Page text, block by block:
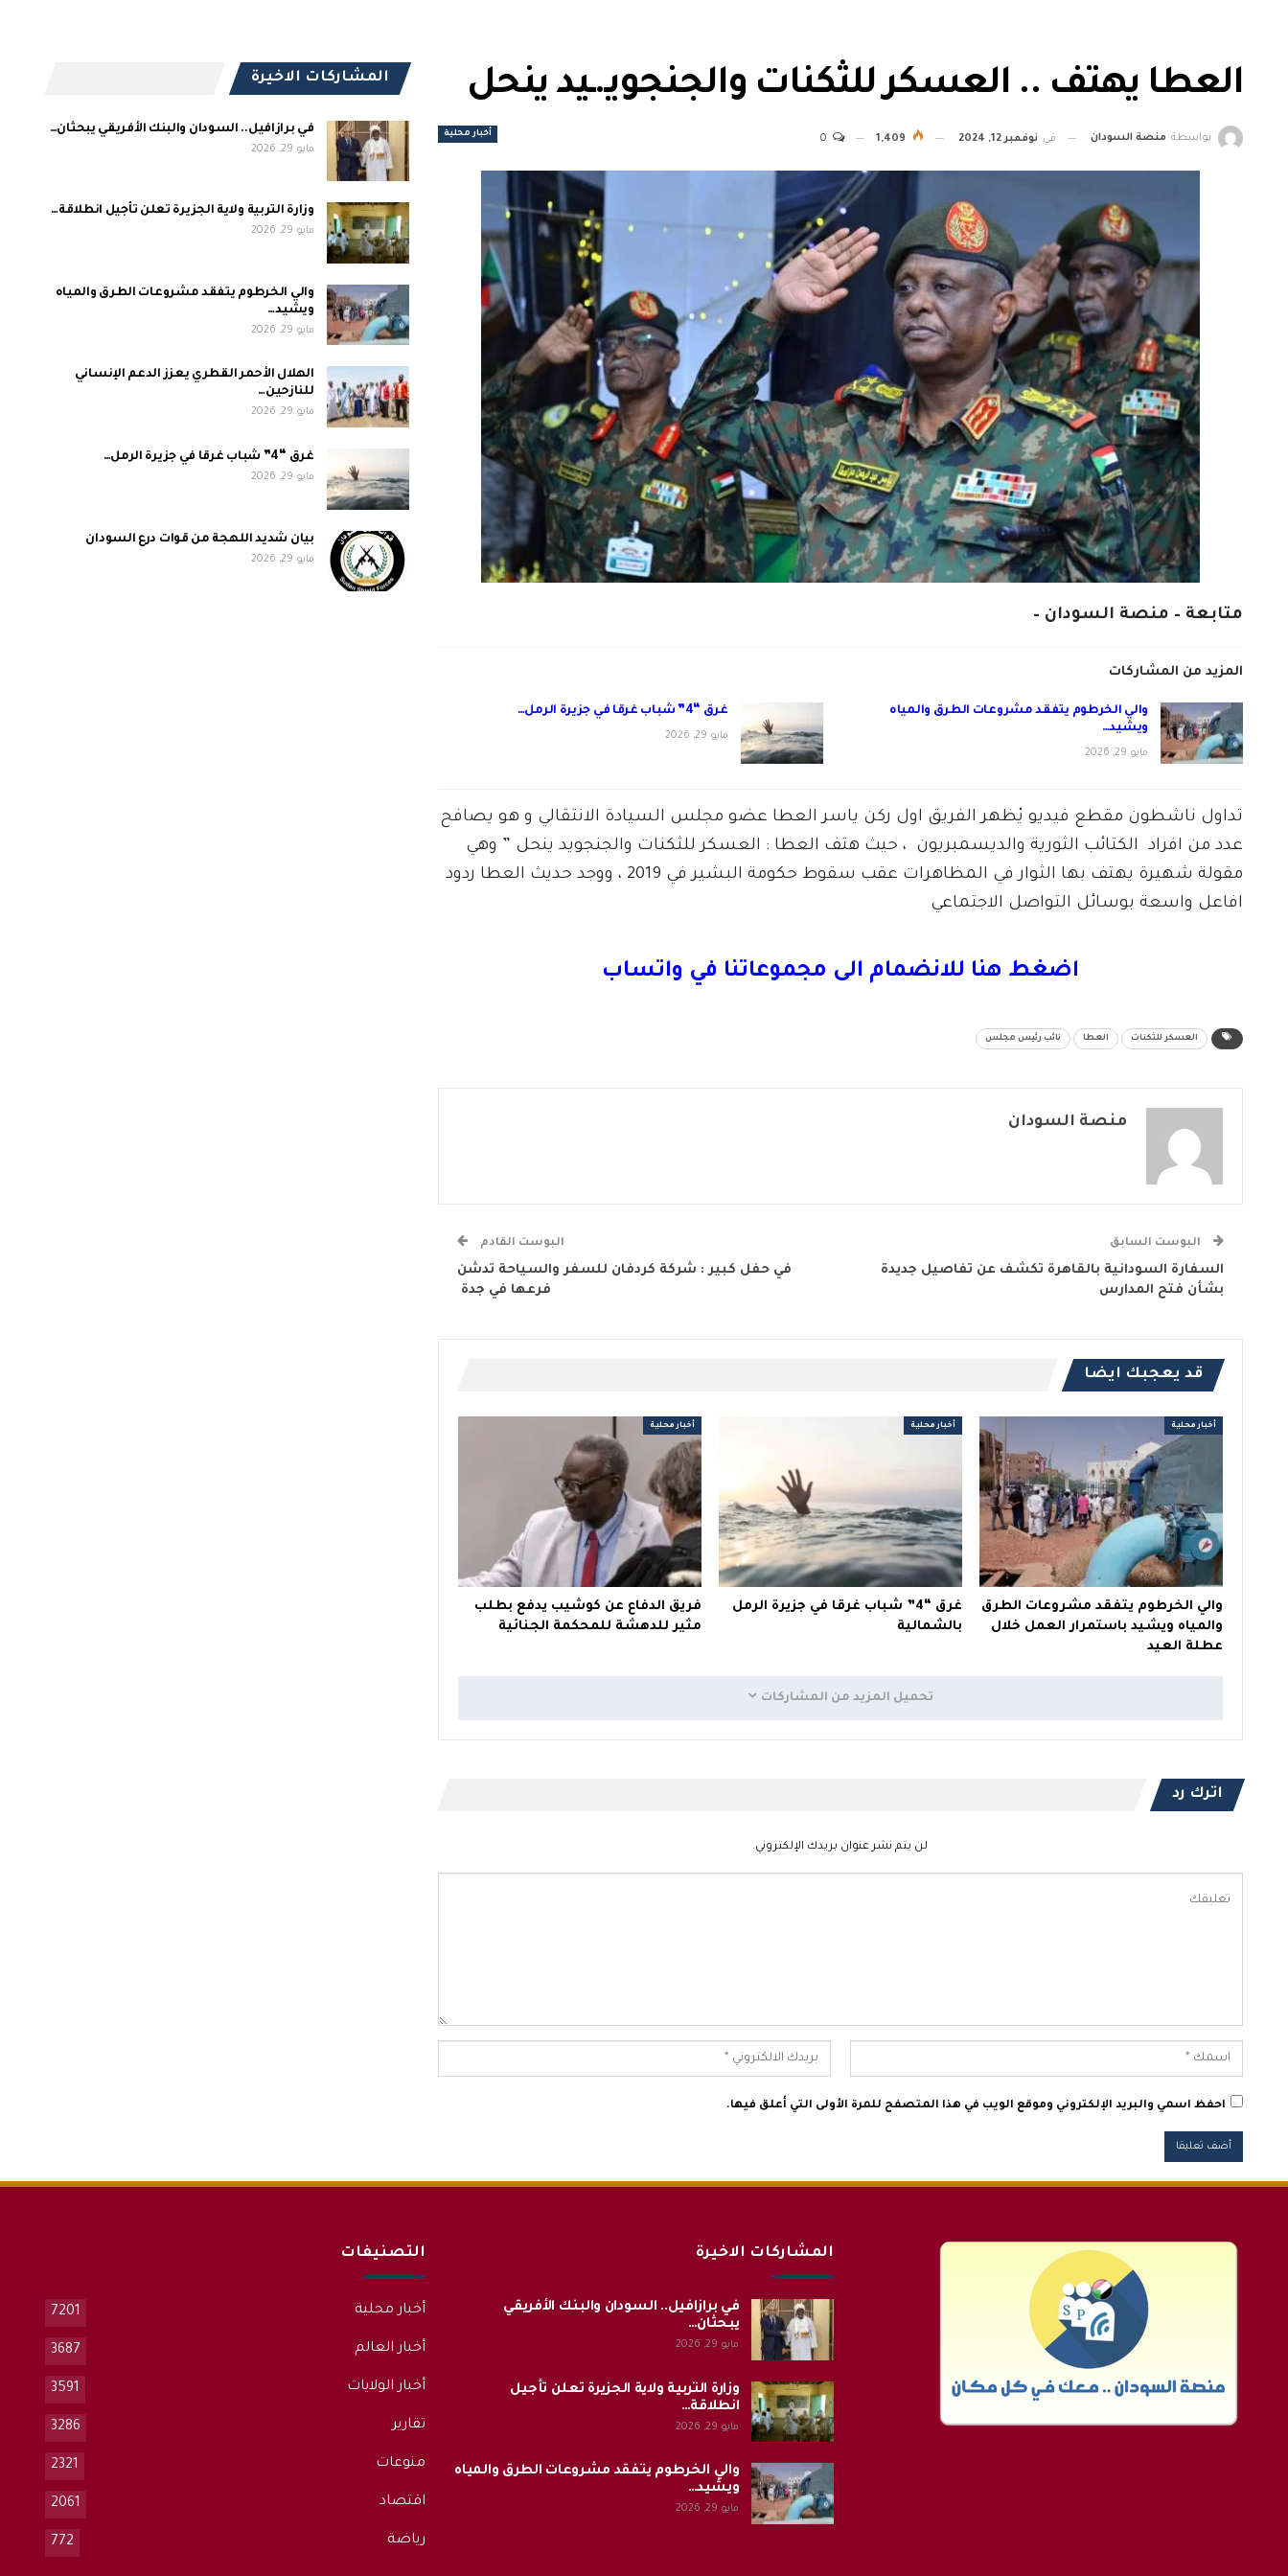
العطا يهتف .. العسكر للثكنات والجنجويـ.ـيد ينحل
أخبار محلية بواسطة منصة السودان في نوفمبر 12, 2024 1,409
متابعة – منصة السودان –
المزيد من المشاركات
والي الخرطوم يتفقد مشروعات الطرق والمياه
ويشيد…
مايو 29, 2026
غرق “4” شباب غرقا في جزيرة الرمل…
مايو 29, 2026
تداول ناشطون مقطع فيديو يْظهر الفريق اول ركن ياسر العطا عضو مجلس السيادة الانتقالي و هو يصافح
عدد من افراد الكتائب الثورية والديسمبريون ، حيث هتف العطا : العسكر للثكنات والجنجويد ينحل ” وهي
مقولة شهيرة يهتف بها الثوار في المظاهرات عقب سقوط حكومة البشير في 2019 ، ووجد حديث العطا ردود
افاعل واسعة بوسائل التواصل الاجتماعي
اضغط هنا للانضمام الى مجموعاتنا في واتساب
العسكر للثكنات العطا نائب رئيس مجلس
منصة السودان
البوست السابق
السفارة السودانية بالقاهرة تكشف عن تفاصيل جديدة
بشأن فتح المدارس
البوست القادم
في حفل كبير : شركة كردفان للسفر والسياحة تدشن
فرعها في جدة
قد يعجبك ايضا
أخبار محلية
والي الخرطوم يتفقد مشروعات الطرق
والمياه ويشيد باستمرار العمل خلال
عطلة العيد
أخبار محلية
غرق “4” شباب غرقا في جزيرة الرمل
بالشمالية
أخبار محلية
فريق الدفاع عن كوشيب يدفع بطلب
مثير للدهشة للمحكمة الجنائية
تحميل المزيد من المشاركات
اترك رد
لن يتم نشر عنوان بريدك الإلكتروني.
احفظ اسمي والبريد الإلكتروني وموقع الويب في هذا المتصفح للمرة الأولى التي أعلق فيها.
المشاركات الاخيرة
في برازافيل.. السودان والبنك الأفريقي يبحثان…
مايو 29, 2026
وزارة التربية ولاية الجزيرة تعلن تأجيل انطلاقة…
مايو 29, 2026
والي الخرطوم يتفقد مشروعات الطرق والمياه
ويشيد…
مايو 29, 2026
الهلال الأحمر القطري يعزز الدعم الإنساني
للنازحين…
مايو 29, 2026
غرق “4” شباب غرقا في جزيرة الرمل…
مايو 29, 2026
بيان شديد اللهجة من قوات درع السودان
مايو 29, 2026
المشاركات الاخيرة
في برازافيل.. السودان والبنك الأفريقي
يبحثان…
مايو 29, 2026
وزارة التربية ولاية الجزيرة تعلن تأجيل
انطلاقة…
مايو 29, 2026
والي الخرطوم يتفقد مشروعات الطرق والمياه
ويشيد…
مايو 29, 2026
التصنيفات
أخبار محلية 7201
أخبار العالم 3687
أخبار الولايات 3591
تقارير 3286
منوعات 2321
اقتصاد 2061
رياضة 772